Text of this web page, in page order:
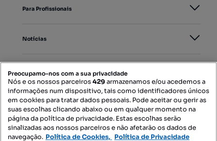
Para Profissionais
Notícias
Mapa do Site
Contacte-nos
Preocupamo-nos com a sua privacidade
Nós e os nossos parceiros429armazenamos e/ou acedemos a
informações num dispositivo, tais como identificadores únicos
em cookies para tratar dados pessoais. Pode aceitar ou gerir as
suas escolhas clicando abaixo ou em qualquer momento na
página da política de privacidade. Estas escolhas serão
sinalizadas aos nossos parceiros e não afetarão os dados de
navegação. Política de Cookies, Política de Privacidade